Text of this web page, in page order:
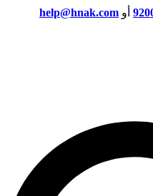
أو help@hnak.com